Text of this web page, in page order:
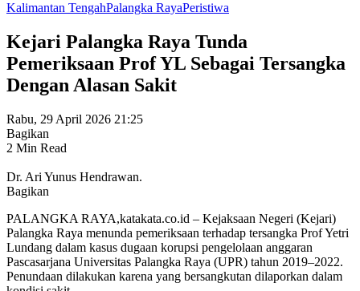
Kalimantan TengahPalangka RayaPeristiwa
Kejari Palangka Raya Tunda
Pemeriksaan Prof YL Sebagai Tersangka
Dengan Alasan Sakit
Rabu, 29 April 2026 21:25
Bagikan
2 Min Read
Dr. Ari Yunus Hendrawan.
Bagikan
PALANGKA RAYA,katakata.co.id – Kejaksaan Negeri (Kejari)
Palangka Raya menunda pemeriksaan terhadap tersangka Prof Yetri
Lundang dalam kasus dugaan korupsi pengelolaan anggaran
Pascasarjana Universitas Palangka Raya (UPR) tahun 2019–2022.
Penundaan dilakukan karena yang bersangkutan dilaporkan dalam